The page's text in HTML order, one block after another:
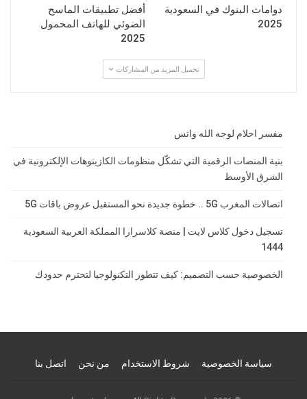
دوامات البنوك في السعودية
2025
أفضل تطبيقات الماسح
الضوئي للهاتف المحمول
2025
تحميل المزيد من المشاركات
مفسر احلام لوجه الله واتس
بنية المنصات الرقمية التي تشكّل منظومات الكازينوهات الإلكترونية في
الشرق الأوسط
اتصالات المغرب 5G .. خطوة جديدة نحو المستقبل عروض باقات 5G
تسجيل دخول كلاس لايت | منصة كلاسرارا المملكة العربية السعودية
1444
الخصوصية حسب التصميم: كيف تتطور التكنولوجيا لتحترم حدودك
سياسة الخصوصية شروط الاستخدام من نحن اتصل بنا